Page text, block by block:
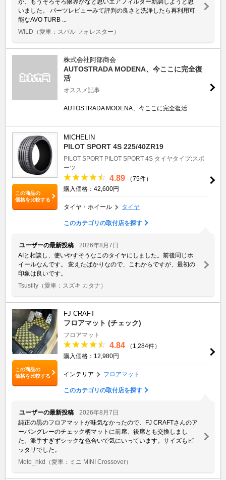
いました。 パーツレビューみて評判の良さと洗浄したら再利用可
能なAVO TURB ...
WILD （愛車：スバル フォレスター）
株式会社阿部商会
AUTOSTRADA MODENA、今ここに完全復
活
オススメ記事
AUTOSTRADA MODENA、今ここに完全復活
この商品の
価格を比較する
MICHELIN
PILOT SPORT 4S 225/40ZR19
PILOT SPORT PILOT SPORT 4S タイヤタイプ:スポ
ーツ
4.89
（75件）
購入価格：42,600円
タイヤ・ホイール タイヤ
このカテゴリの取付店を探す
ユーザーの最新投稿
2026年8月7日
AIと相談し、使いやすそうなこのタイヤにしました。前後同じホ
イールなんです。 変えたばかりなので、これからですが、最初の
印象は良いです。
Tsusilly （愛車：スズキ カタナ）
この商品の
価格を比較する
FJ CRAFT
フロアマット (チェック)
フロアマット
4.84
（1,284件）
購入価格：12,980円
インテリア フロアマット
このカテゴリの取付店を探す
ユーザーの最新投稿
2026年8月7日
純正の黒のフロアマットが味気なかったので、FJ CRAFTさんのア
ーバングレーのチェック柄マットに前席、後席とも交換しまし
た。派手すぎずシックな色合いで気にいっています。サイズもピ
ッタリでした。
Moto_hkd （愛車：ミニ MINI Crossover）